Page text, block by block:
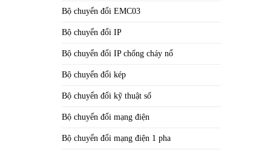
Bộ chuyển đổi EMC03
Bộ chuyển đổi IP
Bộ chuyển đổi IP chống cháy nổ
Bộ chuyển đổi kép
Bộ chuyển đổi kỹ thuật số
Bộ chuyển đổi mạng điện
Bộ chuyển đổi mạng điện 1 pha